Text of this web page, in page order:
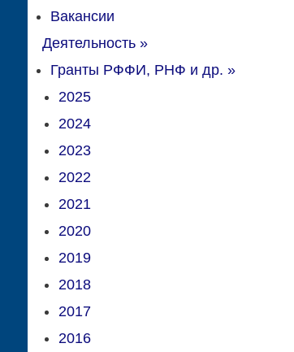
Вакансии
Деятельность»
Гранты РФФИ, РНФ и др. »
2025
2024
2023
2022
2021
2020
2019
2018
2017
2016